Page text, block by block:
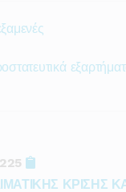
ΚΡΙΣΗΣ